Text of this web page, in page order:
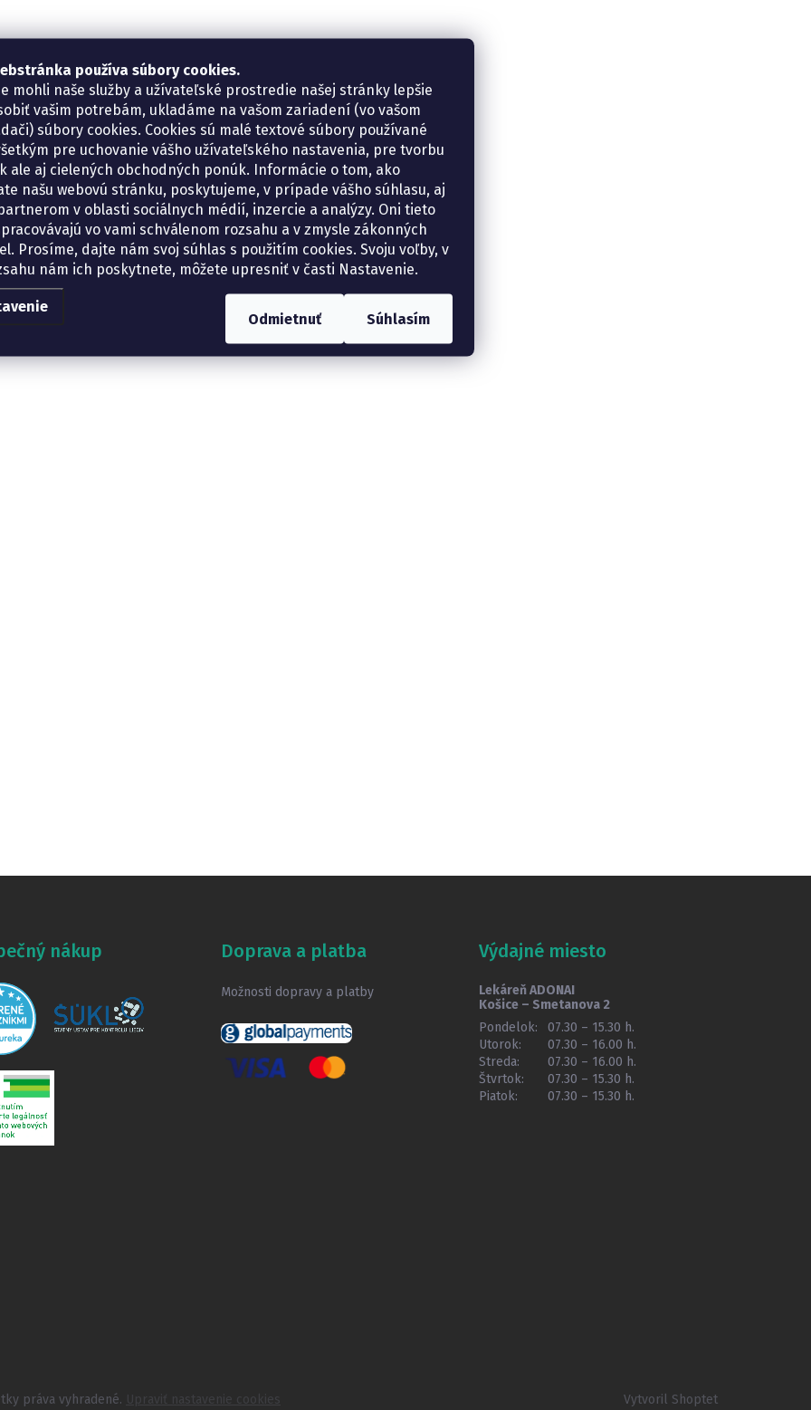
používa súbory cookies.
mohli naše služby a užívateľské prostredie našej stránky lepšie
vašim potrebám, ukladáme na vašom zariadení (vo vašom
súbory cookies. Cookies sú malé textové súbory používané
pre uchovanie vášho užívateľského nastavenia, pre tvorbu
ale aj cielených obchodných ponúk. Informácie o tom, ako
našu webovú stránku, poskytujeme, v prípade vášho súhlasu, aj
v oblasti sociálnych médií, inzercie a analýzy. Oni tieto
vo vami schválenom rozsahu a v zmysle zákonných
Prosíme, dajte nám svoj súhlas s použitím cookies. Svoju voľby, v
nám ich poskytnete, môžete upresniť v časti Nastavenie.
Odmietnuť Súhlasím
nákup Doprava a platba
Možnosti dopravy a platby
Výdajné miesto
Lekáreň ADONAI
Košice – Smetanova 2
Pondelok:
07.30 – 15.30 h.
Utorok:
07.30 – 16.00 h.
Streda:
07.30 – 16.00 h.
Štvrtok:
07.30 – 15.30 h.
Piatok:
07.30 – 15.30 h.
Vytvoril Shoptet
práva vyhradené. Upraviť nastavenie cookies